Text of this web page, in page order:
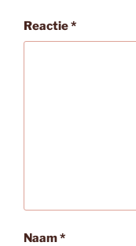
Reactie*
Naam*